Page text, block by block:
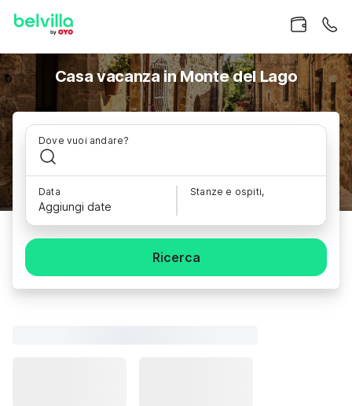
Casa vacanza in Monte del Lago
Dove vuoi andare?
Data
Aggiungi date
Stanze e ospiti,
Ricerca